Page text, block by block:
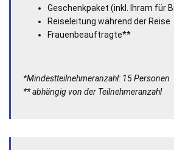
Geschenkpaket (inkl. Ihram für
Reiseleitung während der Reise
Frauenbeauftragte**
*Mindestteilnehmeranzahl: 15 Personen
** abhängig von der Teilnehmeranzahl